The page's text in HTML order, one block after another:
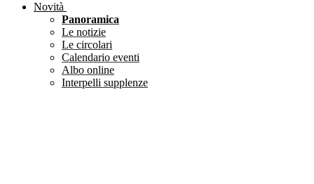
Novità
Panoramica
Le notizie
Le circolari
Calendario eventi
Albo online
Interpelli supplenze